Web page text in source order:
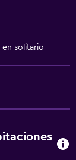
en solitario